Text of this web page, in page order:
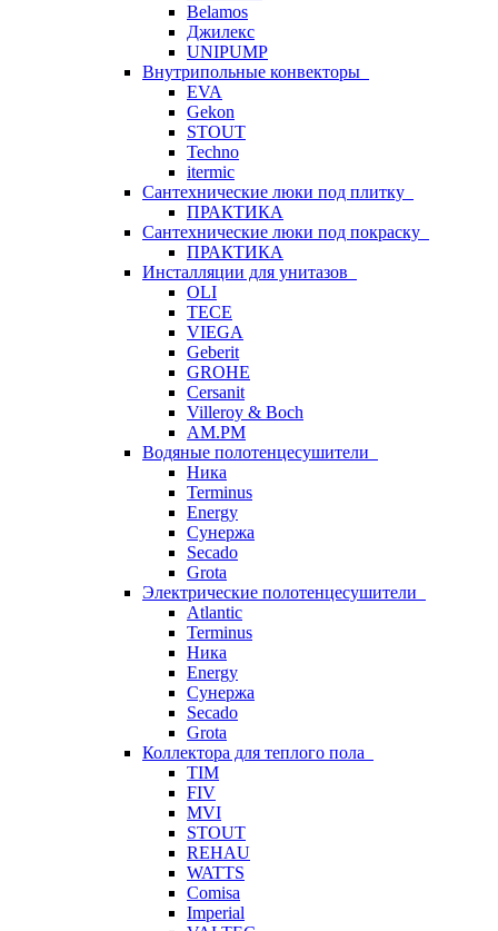
Belamos
Джилекс
UNIPUMP
Внутрипольные конвекторы
EVA
Gekon
STOUT
Techno
itermic
Сантехнические люки под плитку
ПРАКТИКА
Сантехнические люки под покраску
ПРАКТИКА
Инсталляции для унитазов
OLI
TECE
VIEGA
Geberit
GROHE
Cersanit
Villeroy & Boch
AM.PM
Водяные полотенцесушители
Ника
Terminus
Energy
Сунержа
Secado
Grota
Электрические полотенцесушители
Atlantic
Terminus
Ника
Energy
Сунержа
Secado
Grota
Коллектора для теплого пола
TIM
FIV
MVI
STOUT
REHAU
WATTS
Comisa
Imperial